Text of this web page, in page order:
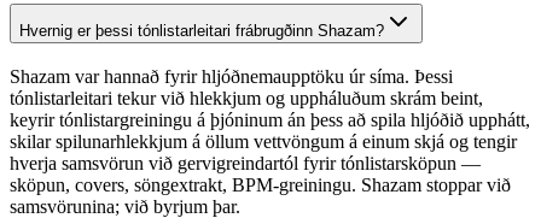
Hvernig er þessi tónlistarleitari frábrugðinn Shazam?
Shazam var hannað fyrir hljóðnemaupptöku úr síma. Þessi
tónlistarleitari tekur við hlekkjum og uppháluðum skrám beint,
keyrir tónlistargreiningu á þjóninum án þess að spila hljóðið upphátt,
skilar spilunarhlekkjum á öllum vettvöngum á einum skjá og tengir
hverja samsvörun við gervigreindartól fyrir tónlistarsköpun —
sköpun, covers, söngextrakt, BPM-greiningu. Shazam stoppar við
samsvörunina; við byrjum þar.